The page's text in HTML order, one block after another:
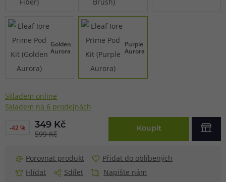
Golden
Aurora
Purple
Aurora
Skladem online
Skladem na 6 prodejnách
-42 %
349 Kč
599 Kč
Koupit
Porovnat produkt
Přidat do oblíbených
Hlídat
Sdílet Napište nám